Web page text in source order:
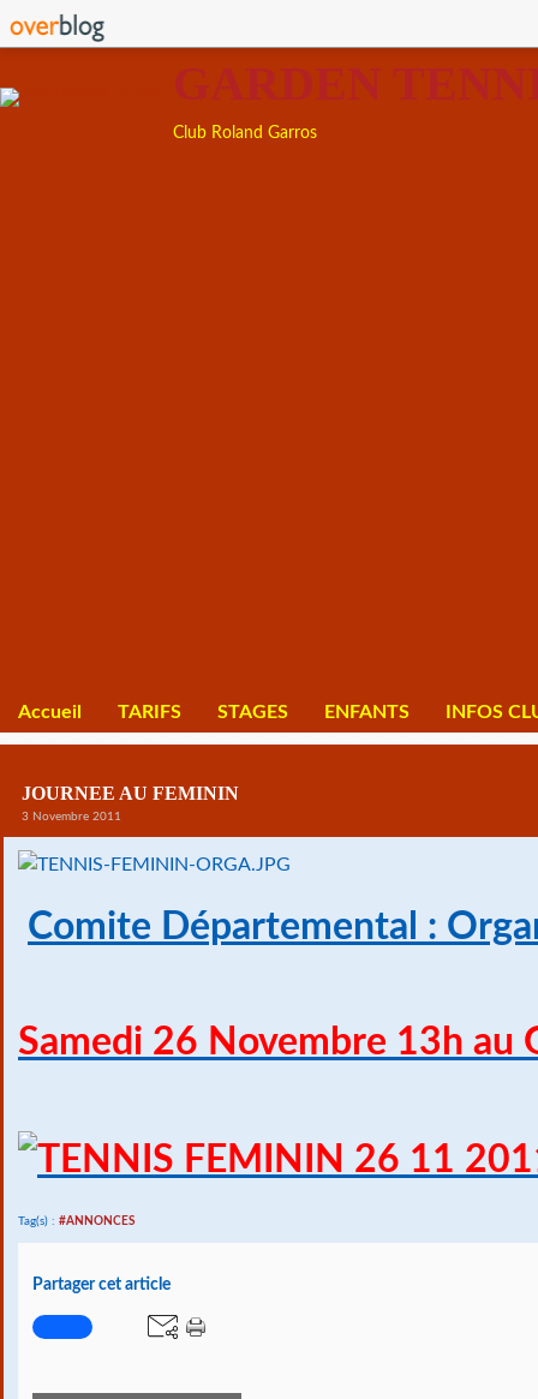
GARDEN
Club Roland Garros
Accueil TARIFS STAGES ENFANTS INFOS
JOURNEE AU FEMININ
3 Novembre 2011
Comite Départemental :
Samedi 26 Novembre 13h au
Tag(s) : #ANNONCES
Partager cet article